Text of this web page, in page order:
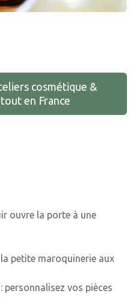
cosmétique &
en France
ouvre la porte à une
la petite maroquinerie aux
: personnalisez vos pièces